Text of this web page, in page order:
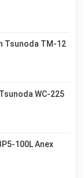
Tsunoda TM-12
WC-225
100L Anex